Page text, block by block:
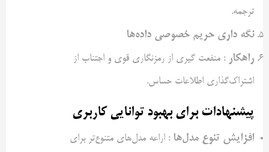
ترجمه.
نگه داری حریم خصوصی داده‌ها
راهکار : منفعت گیری از رمزنگاری قوی و اجتناب از
اشتراک‌گذاری اطلاعات حساس.
پیشنهادات برای بهبود توانایی کاربری
افزایش تنوع مدل‌ها : اراعه مدل‌های متنوع‌تر برای